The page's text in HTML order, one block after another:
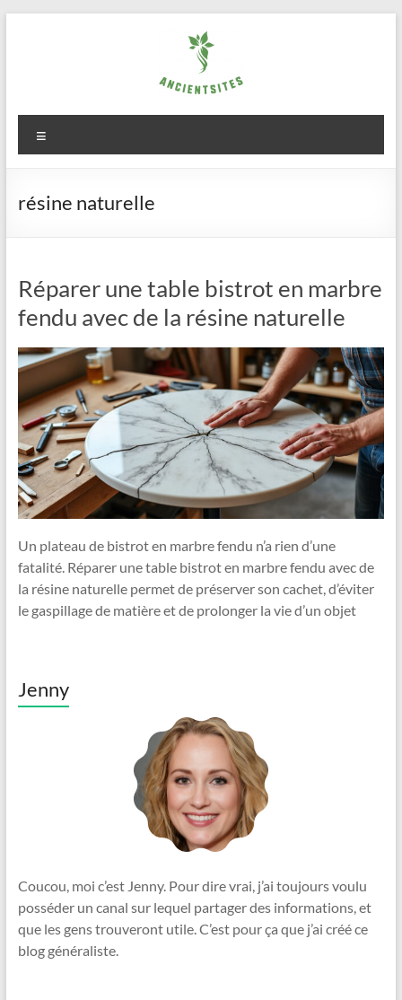
ancientsites.eu
résine naturelle
Réparer une table bistrot en marbre
fendu avec de la résine naturelle
Un plateau de bistrot en marbre fendu n’a rien d’une
fatalité. Réparer une table bistrot en marbre fendu avec de
la résine naturelle permet de préserver son cachet, d’éviter
le gaspillage de matière et de prolonger la vie d’un objet
Jenny
Coucou, moi c’est Jenny. Pour dire vrai, j’ai toujours voulu
posséder un canal sur lequel partager des informations, et
que les gens trouveront utile. C’est pour ça que j’ai créé ce
blog généraliste.